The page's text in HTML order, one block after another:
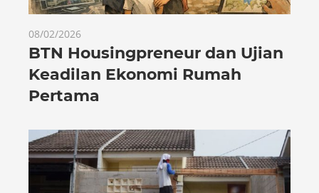
08/02/2026
BTN Housingpreneur dan Ujian
Keadilan Ekonomi Rumah
Pertama